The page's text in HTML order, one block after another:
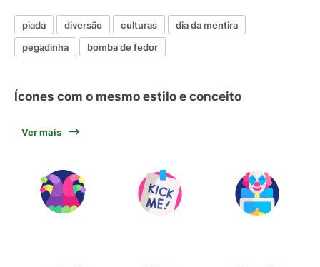
piada diversão culturas
dia da mentira
pegadinha
bomba de fedor
Ícones com o mesmo estilo e conceito
Ver mais